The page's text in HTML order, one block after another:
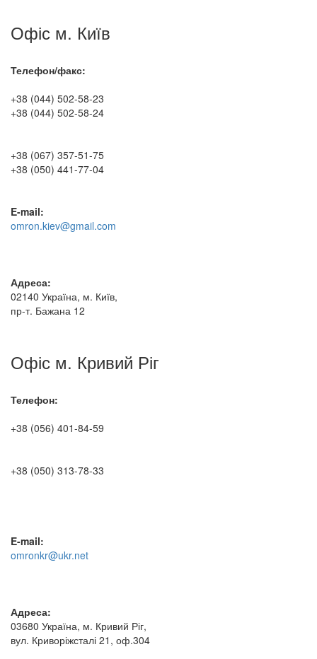
Офіс м. Київ
Телефон/факс:
+38 (044) 502-58-23
+38 (044) 502-58-24
+38 (067) 357-51-75
+38 (050) 441-77-04
E-mail:
omron.kiev@gmail.com
Адреса:
02140 Україна, м. Київ,
пр-т. Бажана 12
Офіс м. Кривий Ріг
Телефон:
+38 (056) 401-84-59
+38 (050) 313-78-33
E-mail:
omronkr@ukr.net
Адреса:
03680 Україна, м. Кривий Ріг,
вул. Криворіжсталі 21, оф.304